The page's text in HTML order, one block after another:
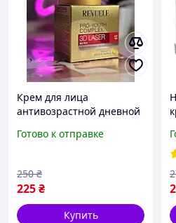
Крем для лица
антивозрастной дневной
Готово к отправке
225₴
250 ₴
Купить